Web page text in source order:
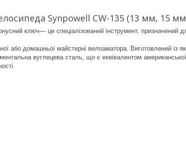
Synpowell CW-135 (13 мм, 15
ключ— це спеціалізований інструмент, призначений
або домашньої майстерні велоаматора. Виготовлений із
вуглецева сталь, що є еквівалентом